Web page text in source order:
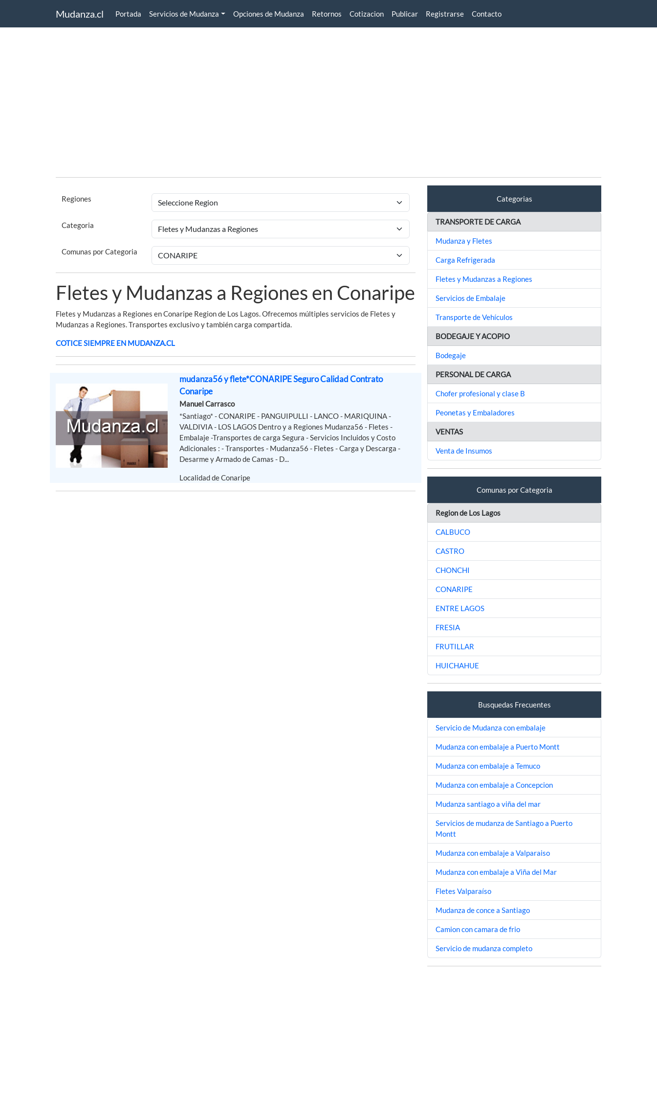
Mudanza.cl Portada Servicios de Mudanza Opciones de Mudanza Retornos Cotizacion Publicar Registrarse Contacto
Regiones
Categoria
Comunas por Categoria
Fletes y Mudanzas a Regiones en Conaripe
Fletes y Mudanzas a Regiones en Conaripe Region de Los Lagos. Ofrecemos múltiples servicios de Fletes y
Mudanzas a Regiones. Transportes exclusivo y también carga compartida.
COTICE SIEMPRE EN MUDANZA.CL
mudanza56 y flete*CONARIPE Seguro Calidad Contrato
Conaripe
Manuel Carrasco
*Santiago* - CONARIPE - PANGUIPULLI - LANCO - MARIQUINA -
VALDIVIA - LOS LAGOS Dentro y a Regiones Mudanza56 - Fletes -
Embalaje -Transportes de carga Segura - Servicios Incluidos y Costo
Adicionales : - Transportes - Mudanza56 - Fletes - Carga y Descarga -
Desarme y Armado de Camas - D...
Localidad de Conaripe
Categorias
TRANSPORTE DE CARGA
Mudanza y Fletes
Carga Refrigerada
Fletes y Mudanzas a Regiones
Servicios de Embalaje
Transporte de Vehículos
BODEGAJE Y ACOPIO
Bodegaje
PERSONAL DE CARGA
Chofer profesional y clase B
Peonetas y Embaladores
VENTAS
Venta de Insumos
Comunas por Categoria
Region de Los Lagos
CALBUCO
CASTRO
CHONCHI
CONARIPE
ENTRE LAGOS
FRESIA
FRUTILLAR
HUICHAHUE
Busquedas Frecuentes
Servicio de Mudanza con embalaje
Mudanza con embalaje a Puerto Montt
Mudanza con embalaje a Temuco
Mudanza con embalaje a Concepcion
Mudanza santiago a viña del mar
Servicios de mudanza de Santiago a Puerto
Montt
Mudanza con embalaje a Valparaiso
Mudanza con embalaje a Viña del Mar
Fletes Valparaíso
Mudanza de conce a Santiago
Camion con camara de frio
Servicio de mudanza completo